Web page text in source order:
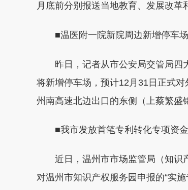
月底前分别报送当地教育、发展改革
■温医附一院新院周边新增停车场
昨日，记者从市公安局交管局四
将新增停车场，预计12月31日正式
州南高速北边出口的东侧（上蔡繁盛
■我市发放首笔专利转化专项资金
近日，温州市市场监管局（知识产
对温州市知识产权服务园申报的“实